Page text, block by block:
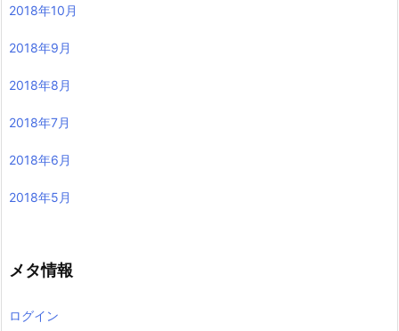
2018年10月
2018年9月
2018年8月
2018年7月
2018年6月
2018年5月
メタ情報
ログイン